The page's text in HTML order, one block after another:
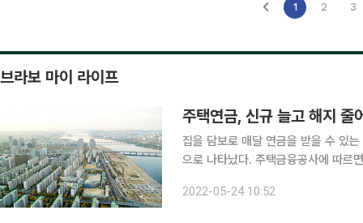
1 2 3
브라보 마이 라이프
주택연금, 신규 늘고 해지 줄
집을 담보로 매달 연금을 받을 수 있
으로 나타났다. 주택금융공사에 따르면 지난해 하반기 주택연금 신규가입자는 5730명으로 상반기
었다. 올해도 비슷한 추세다. 지난
2022-05-24 10:52